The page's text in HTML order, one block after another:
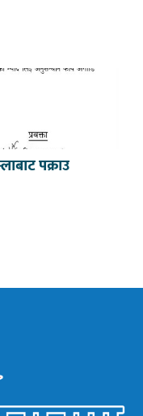
पक्राउ